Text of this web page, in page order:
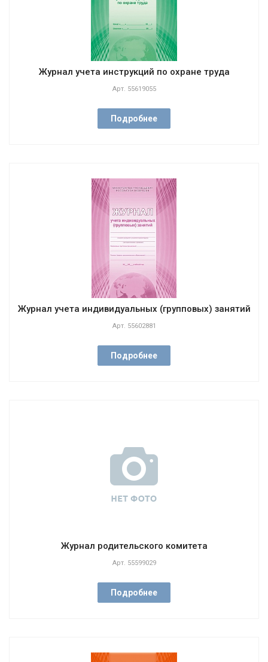
Журнал учета инструкций по охране труда
Арт. 55619055
Подробнее
Журнал учета индивидуальных (групповых) занятий
Арт. 55602881
Подробнее
Журнал родительского комитета
Арт. 55599029
Подробнее